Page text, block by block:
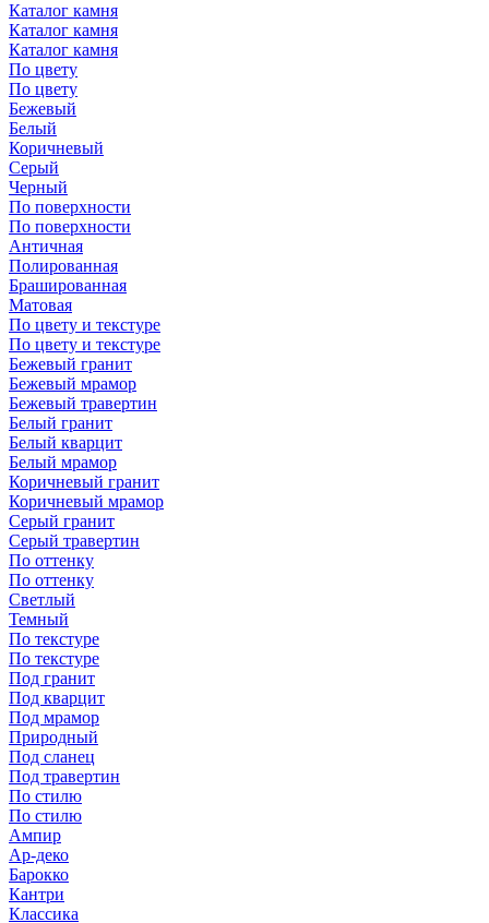
Каталог камня
Каталог камня
Каталог камня
По цвету
По цвету
Бежевый
Белый
Коричневый
Серый
Черный
По поверхности
По поверхности
Античная
Полированная
Брашированная
Матовая
По цвету и текстуре
По цвету и текстуре
Бежевый гранит
Бежевый мрамор
Бежевый травертин
Белый гранит
Белый кварцит
Белый мрамор
Коричневый гранит
Коричневый мрамор
Серый гранит
Серый травертин
По оттенку
По оттенку
Светлый
Темный
По текстуре
По текстуре
Под гранит
Под кварцит
Под мрамор
Природный
Под сланец
Под травертин
По стилю
По стилю
Ампир
Ар-деко
Барокко
Кантри
Классика